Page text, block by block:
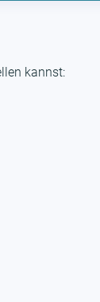
kannst: